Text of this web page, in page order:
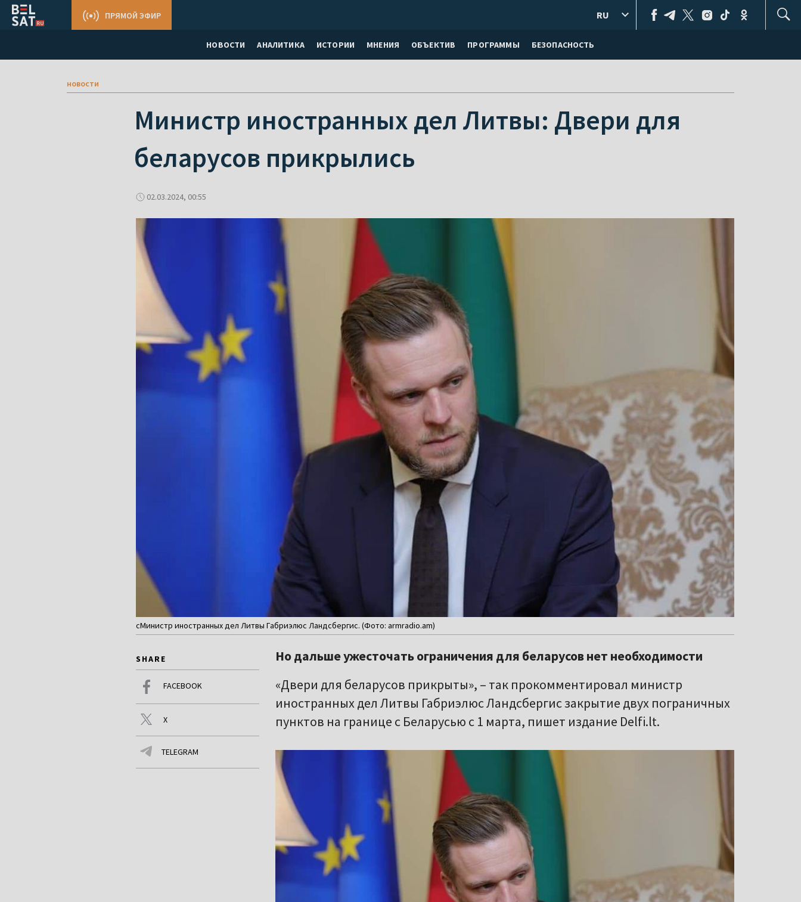
НОВОСТИ АНАЛИТИКА ИСТОРИИ МНЕНИЯ ОБЪЕКТИВ ПРОГРАММЫ БЕЗОПАСНОСТЬ
ПРЯМОЙ ЭФИР RU
новости
Министр иностранных дел Литвы: Двери для
беларусов прикрылись
02.03.2024, 00:55
сМинистр иностранных дел Литвы Габриэлюс Ландсбергис. (Фото: armradio.am)
SHARE
FACEBOOK
X
TELEGRAM
Но дальше ужесточать ограничения для беларусов нет необходимости
«Двери для беларусов прикрыты», – так прокомментировал министр
иностранных дел Литвы Габриэлюс Ландсбергис закрытие двух пограничных
пунктов на границе с Беларусью с 1 марта, пишет издание Delfi.lt.